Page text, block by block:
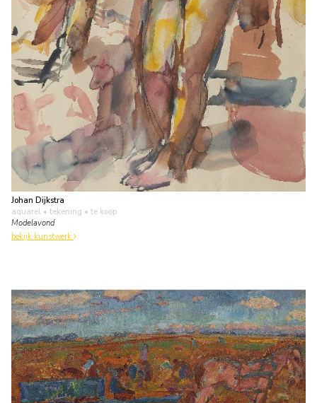
Johan Dijkstra
aquarel • tekening • te koop
Modelavond
bekijk kunstwerk